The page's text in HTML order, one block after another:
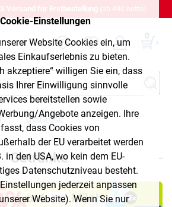
Cookie-Einstellungen
Website Cookies ein, um
Einkaufserlebnis zu bieten.
akzeptiere“ willigen Sie ein, dass
Ihrer Einwilligung sinnvolle
bereitstellen sowie
Angebote anzeigen. Ihre
dass Cookies von
der EU verarbeitet werden
in den USA, wo kein dem EU-
Datenschutzniveau besteht.
jederzeit anpassen
Website). Wenn Sie nur
Versand für Erstbestellung (ab 49€ netto)
0
Getränke
Getränke